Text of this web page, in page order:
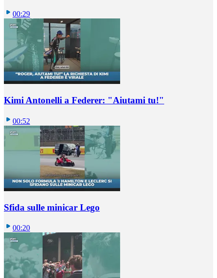
00:29
Kimi Antonelli a Federer: "Aiutami tu!"
00:52
Sfida sulle minicar Lego
00:20